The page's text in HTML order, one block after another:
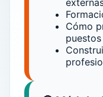
Cómo
puestos